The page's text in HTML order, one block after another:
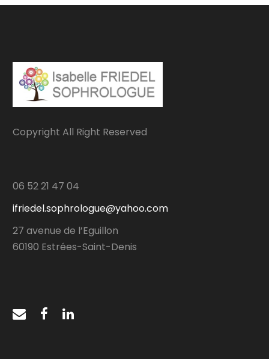
Copyright All Right Reserved
06 52 21 47 04
ifriedel.sophrologue@yahoo.com
27 avenue de l’Eguillon
60190 Estrées-Saint-Denis